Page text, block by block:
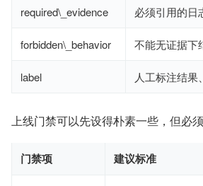
required\_evidence 必须引用的日
forbidden\_behavior 不能无证据下
label 人工标注结
上线门禁可以先设得朴素一些，但必须
门禁项 建议标准